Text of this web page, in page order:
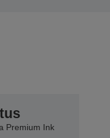
Premium Ink